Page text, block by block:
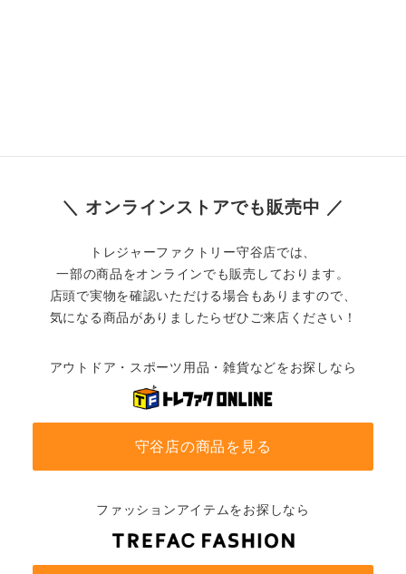
＼ オンラインストアでも販売中 ／
トレジャーファクトリー守谷店では、
一部の商品をオンラインでも販売しております。
店頭で実物を確認いただける場合もありますので、
気になる商品がありましたらぜひご来店ください！
アウトドア・スポーツ用品・雑貨などをお探しなら
守谷店の商品を見る
ファッションアイテムをお探しなら